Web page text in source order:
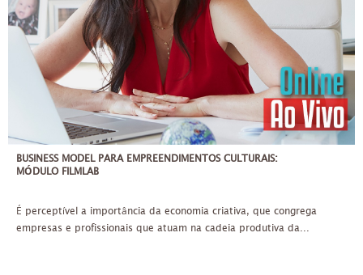
BUSINESS MODEL PARA EMPREENDIMENTOS CULTURAIS:
MÓDULO FILMLAB
É perceptível a importância da economia criativa, que congrega
empresas e profissionais que atuam na cadeia produtiva da...